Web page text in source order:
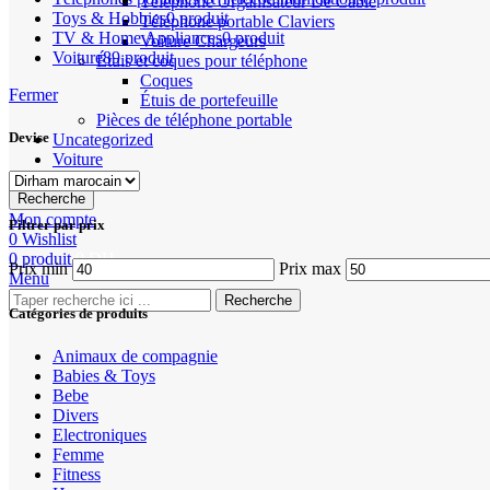
Téléphone portable Claviers
Voiture Chargeurs
Étuis et coques pour téléphone
Coques
Étuis de portefeuille
Pièces de téléphone portable
Uncategorized
Voiture
Recherche
Mon compte
0 Wishlist
0 produit 0DH
Menu
Recherche
Toys & Hobbies0 produit
TV & Home Appliances0 produit
Voiture89 produit
Fermer
Devise
Filtrer par prix
Prix min Prix max
Catégories de produits
Animaux de compagnie
Babies & Toys
Bebe
Divers
Electroniques
Femme
Fitness